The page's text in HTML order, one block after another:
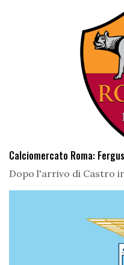
Calciomercato Roma:
Dopo l'arrivo di Castro